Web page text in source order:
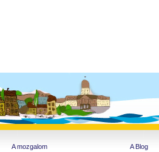
A mozgalom
A Blog